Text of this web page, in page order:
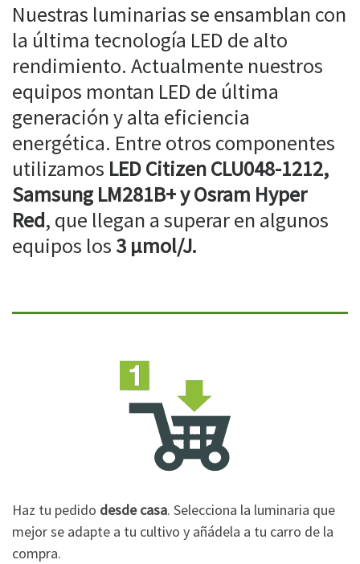
Nuestras luminarias se ensamblan con
la última tecnología LED de alto
rendimiento. Actualmente nuestros
equipos montan LED de última
generación y alta eficiencia
energética. Entre otros componentes
utilizamos LED Citizen CLU048-1212,
Samsung LM281B+ y Osram Hyper
Red, que llegan a superar en algunos
equipos los 3 µmol/J.
Haz tu pedido desde casa. Selecciona la luminaria que
mejor se adapte a tu cultivo y añádela a tu carro de la
compra.